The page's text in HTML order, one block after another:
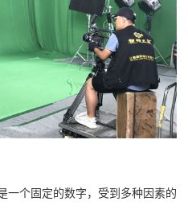
一个固定的数字，受到多种因素的